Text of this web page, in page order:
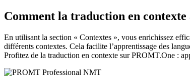
Comment la traduction en
En utilisant la section « Contextes », vous enrichissez
différents contextes. Cela facilite l’apprentissage des
Profitez de la traduction en contexte sur PROMT.One :